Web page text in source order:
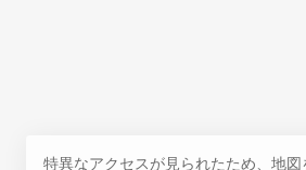
特異なアクセスが見られたため、地図